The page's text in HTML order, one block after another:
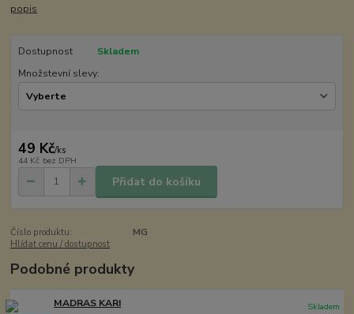
popis
Dostupnost
Skladem
Množstevní slevy:
49 Kč/ks
44 Kč bez DPH
Přidat do košíku
Číslo produktu:
MG
Hlídat cenu / dostupnost
Podobné produkty
MADRAS KARI
Skladem